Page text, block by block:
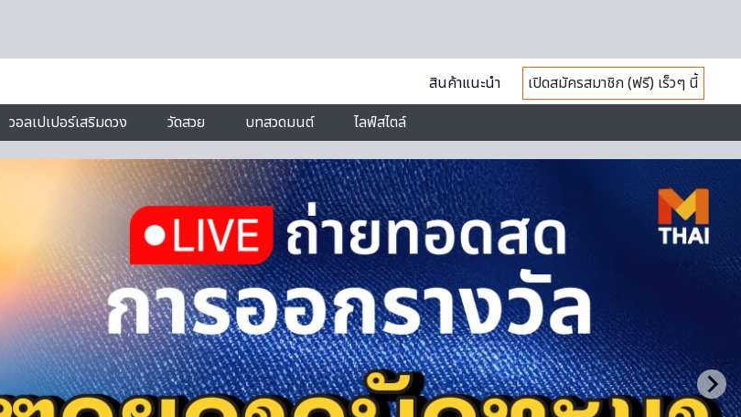
สินค้าแนะนำ
เปิดสมัครสมาชิก (ฟรี) เร็วๆ นี้
วอลเปเปอร์เสริมดวง วัดสวย บทสวดมนต์ ไลฟ์สไตล์